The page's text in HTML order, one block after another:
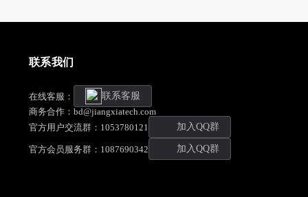
联系我们
在线客服：
联系客服
商务合作：bd@jiangxiatech.com
官方用户交流群：1053780121
加入QQ群
官方会员服务群：1087690342 加入QQ群